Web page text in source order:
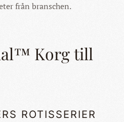
Korg till
ROTISSERIER
från branschen.